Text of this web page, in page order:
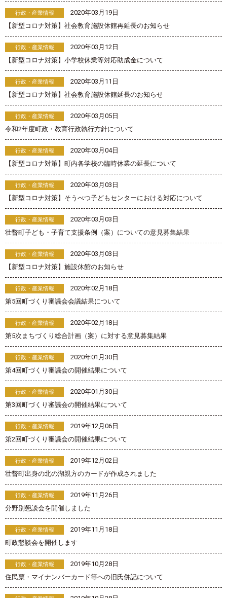
行政・産業情報
2020年03月19日
【新型コロナ対策】社会教育施設休館再延長のお知らせ
行政・産業情報
2020年03月12日
【新型コロナ対策】小学校休業等対応助成金について
行政・産業情報
2020年03月11日
【新型コロナ対策】社会教育施設休館延長のお知らせ
行政・産業情報
2020年03月05日
令和2年度町政・教育行政執行方針について
行政・産業情報
2020年03月04日
【新型コロナ対策】町内各学校の臨時休業の延長について
行政・産業情報
2020年03月03日
【新型コロナ対策】そうべつ子どもセンターにおける対応について
行政・産業情報
2020年03月03日
壮瞥町子ども・子育て支援条例（案）についての意見募集結果
行政・産業情報
2020年03月03日
【新型コロナ対策】施設休館のお知らせ
行政・産業情報
2020年02月18日
第5回町づくり審議会会議結果について
行政・産業情報
2020年02月18日
第5次まちづくり総合計画（案）に対する意見募集結果
行政・産業情報
2020年01月30日
第4回町づくり審議会の開催結果について
行政・産業情報
2020年01月30日
第3回町づくり審議会の開催結果について
行政・産業情報
2019年12月06日
第2回町づくり審議会の開催結果について
行政・産業情報
2019年12月02日
壮瞥町出身の北の湖親方のカードが作成されました
行政・産業情報
2019年11月26日
分野別懇談会を開催しました
行政・産業情報
2019年11月18日
町政懇談会を開催します
行政・産業情報
2019年10月28日
住民票・マイナンバーカード等への旧氏併記について